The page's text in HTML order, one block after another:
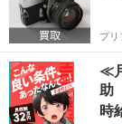
プリ
≪
助
時